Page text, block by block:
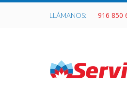
LLÁMANOS: 916 850